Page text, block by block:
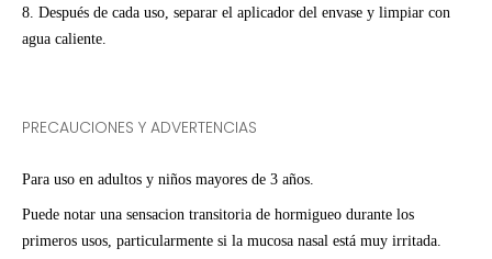
8. Después de cada uso, separar el aplicador del envase y limpiar con
agua caliente.
PRECAUCIONES Y ADVERTENCIAS
Para uso en adultos y niños mayores de 3 años.
Puede notar una sensacion transitoria de hormigueo durante los
primeros usos, particularmente si la mucosa nasal está muy irritada.